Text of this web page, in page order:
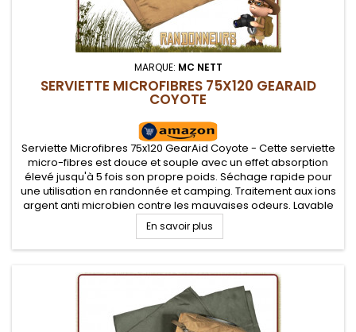
MARQUE: MC NETT
SERVIETTE MICROFIBRES 75X120 GEARAID
COYOTE
Serviette Microfibres 75x120 GearAid Coyote - Cette serviette
micro-fibres est douce et souple avec un effet absorption
élevé jusqu'à 5 fois son propre poids. Séchage rapide pour
une utilisation en randonnée et camping. Traitement aux ions
argent anti microbien contre les mauvaises odeurs. Lavable
en machine ou à la main. Sa douceur vous permet de...
En savoir plus